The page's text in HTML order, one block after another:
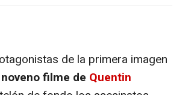
de la primera imagen
filme de Quentin